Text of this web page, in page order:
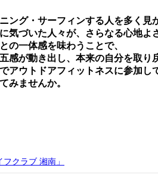
ング・サーフィンする⼈を多く⾒
気づいた⼈々が、さらなる⼼地よ
の⼀体感を味わうことで、
感が動き出し、本来の⾃分を取り
アウトドアフィットネスに参加し
みませんか。
クラブ 湘南」